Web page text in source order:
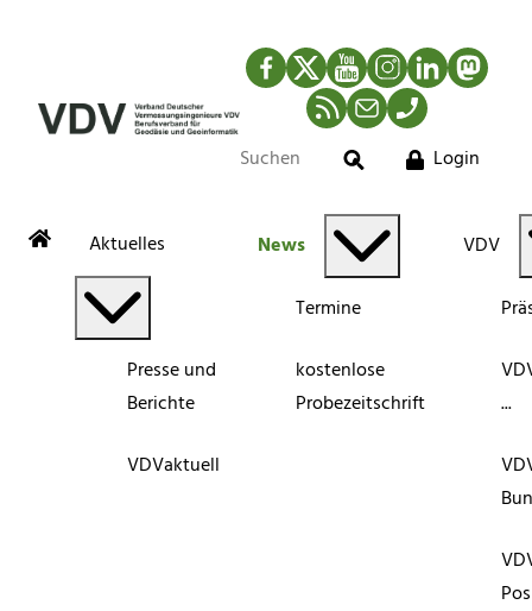
Facebook
TwitterYouTubeInstagram
LinkedIn
RSS-Newsfeed
MailTelefon
Suche
Login
Aktuelles
Presse und
Berichte
VDVaktuell
News
Termine
kostenlose
Probezeitschrift
VDV
...